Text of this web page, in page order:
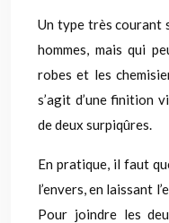
Un type très courant
hommes, mais qui
robes et les
s’agit d’une finition
de deux surpiqûres.
En pratique, il faut
l’envers, en laissant
Pour joindre les